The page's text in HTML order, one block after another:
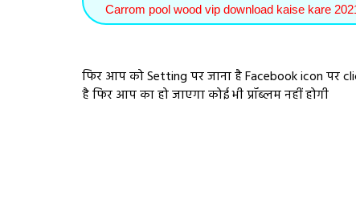
Carrom pool wood vip download kaise kare
फिर आप को Setting पर जाना है Facebook icon
है फिर आप का हो जाएगा कोई भी प्रॉब्लम नहीं होगी